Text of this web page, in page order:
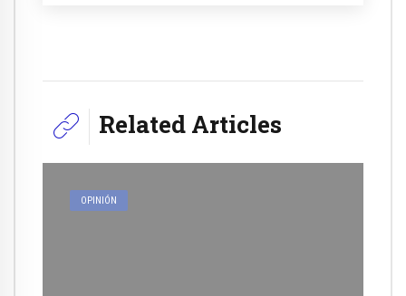
Related Articles
OPINIÓN